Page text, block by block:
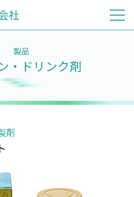
社
製品
・ドリンク剤
剤